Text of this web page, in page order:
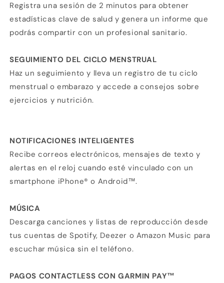
Registra una sesión de 2 minutos para obtener
estadísticas clave de salud y genera un informe que
podrás compartir con un profesional sanitario.
SEGUIMIENTO DEL CICLO MENSTRUAL
Haz un seguimiento y lleva un registro de tu ciclo
menstrual o embarazo y accede a consejos sobre
ejercicios y nutrición.
NOTIFICACIONES INTELIGENTES
Recibe correos electrónicos, mensajes de texto y
alertas en el reloj cuando esté vinculado con un
smartphone iPhone® o Android™.
MÚSICA
Descarga canciones y listas de reproducción desde
tus cuentas de Spotify, Deezer o Amazon Music para
escuchar música sin el teléfono.
PAGOS CONTACTLESS CON GARMIN PAY™